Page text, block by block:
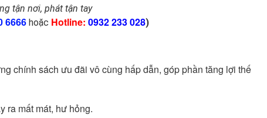
tận nơi, phát tận tay
6666 hoặc Hotline: 0932 233 028)
chính sách ưu đãi vô cùng hấp dẫn, góp phần tăng lợi thế
ra mất mát, hư hỏng.